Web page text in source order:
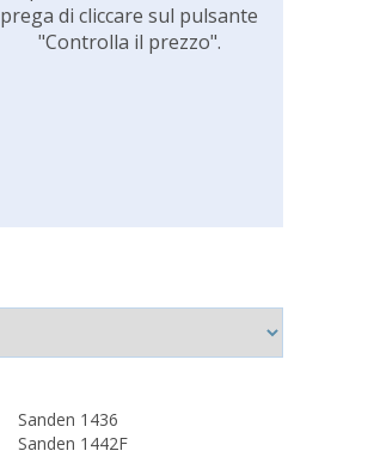
prega di cliccare sul pulsante
"Controlla il prezzo".
Sanden 1436
Sanden 1442F